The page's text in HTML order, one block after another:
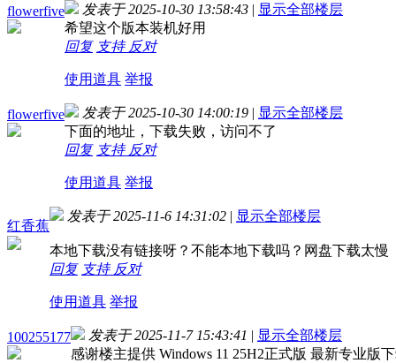
flowerfive 发表于 2025-10-30 13:58:43 | 显示全部楼层
希望这个版本装机好用
回复 支持 反对
使用道具 举报
flowerfive 发表于 2025-10-30 14:00:19 | 显示全部楼层
下面的地址，下载失败，访问不了
回复 支持 反对
使用道具 举报
红香蕉
发表于 2025-11-6 14:31:02 | 显示全部楼层
本地下载没有链接呀？不能本地下载吗？网盘下载太慢
回复 支持 反对
使用道具 举报
100255177 发表于 2025-11-7 15:43:41 | 显示全部楼层
感谢楼主提供 Windows 11 25H2正式版 最新专业版